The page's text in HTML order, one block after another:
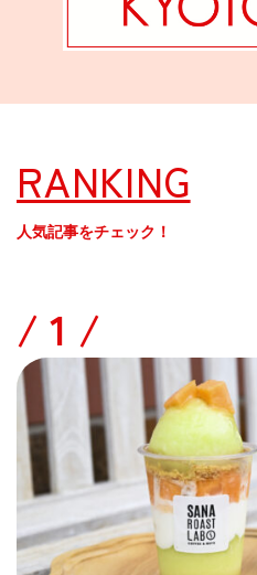
RANKING
人気記事をチェック！
/